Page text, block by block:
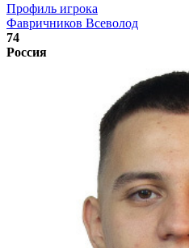
Профиль игрока
Фавричников Всеволод
74
Россия